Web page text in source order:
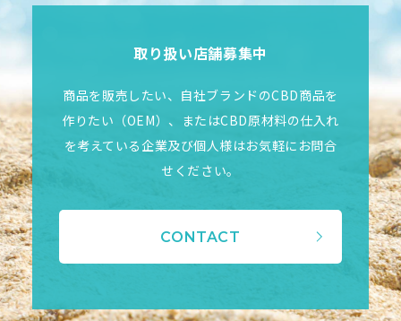
取り扱い店舗募集中
商品を販売したい、自社ブランドのCBD商品を
作りたい（OEM）、またはCBD原材料の仕入れ
を考えている企業及び個人様はお気軽にお問合
せください。
CONTACT